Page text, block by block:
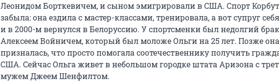
Леонидом Борткевичем, и сыном эмигрировали в США. Спорт
забыла: она ездила с мастер-классами, тренировала, а вот супруг
и в 2000-м вернулся в Белоруссию. У спортсменки был недолгий
Алексеем Войничем, который был моложе Ольги на 25 лет. Позже она
призналась, что просто помогала соотечественнику получить
США. Сейчас Ольга живет в небольшом городке штата Аризона с
мужем Джеем Шенфилтом.